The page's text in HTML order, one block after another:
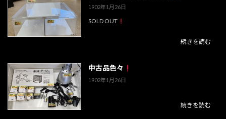
1902年1月26日
SOLD OUT
続きを読む
中古品色々
1902年1月26日
続きを読む